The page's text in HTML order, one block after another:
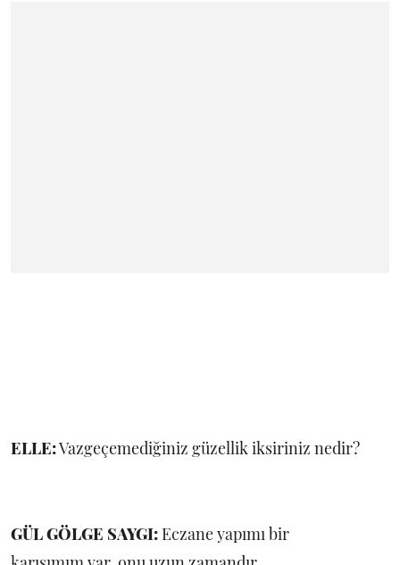
ELLE:Vazgeçemediğiniz güzellik iksiriniz nedir?
GÜL GÖLGE SAYGI: Eczane yapımı bir